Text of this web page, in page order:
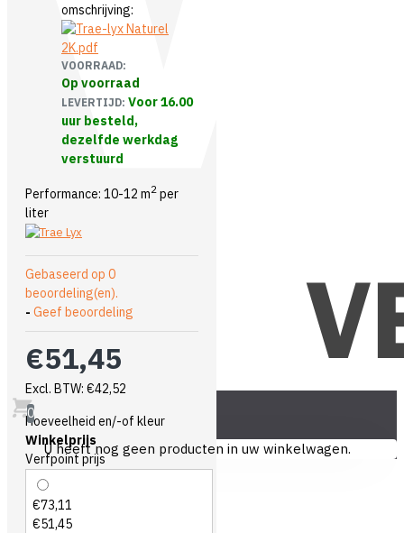
0
U heeft nog geen producten in uw winkelwagen.
omschrijving:
VOORRAAD:
Op voorraad
LEVERTIJD: Voor 16.00
uur besteld,
dezelfde werkdag
verstuurd
Performance: 10-12 m2 per
liter
Gebaseerd op 0
beoordeling(en).
- Geef beoordeling
€51,45
Excl. BTW: €42,52
Hoeveelheid en/-of kleur
Winkelprijs
Verfpoint prijs
€73,11
€51,45